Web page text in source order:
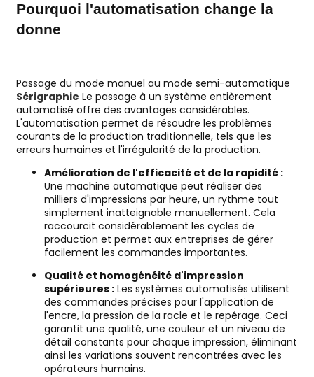
Pourquoi l'automatisation change la
donne
Passage du mode manuel au mode semi-automatique
Sérigraphie Le passage à un système entièrement
automatisé offre des avantages considérables.
L'automatisation permet de résoudre les problèmes
courants de la production traditionnelle, tels que les
erreurs humaines et l'irrégularité de la production.
Amélioration de l'efficacité et de la rapidité :
Une machine automatique peut réaliser des
milliers d'impressions par heure, un rythme tout
simplement inatteignable manuellement. Cela
raccourcit considérablement les cycles de
production et permet aux entreprises de gérer
facilement les commandes importantes.
Qualité et homogénéité d'impression
supérieures :Les systèmes automatisés utilisent
des commandes précises pour l'application de
l'encre, la pression de la racle et le repérage. Ceci
garantit une qualité, une couleur et un niveau de
détail constants pour chaque impression, éliminant
ainsi les variations souvent rencontrées avec les
opérateurs humains.